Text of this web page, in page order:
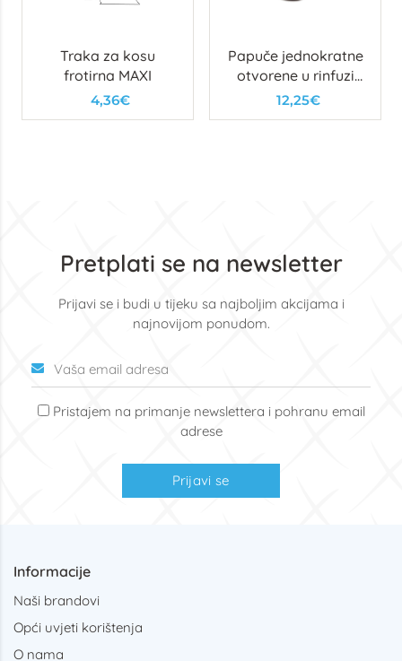
Traka za kosu
frotirna MAXI
4,36€
Papuče jednokratne
otvorene u rinfuzi
100 kom
12,25€
Pretplati se na newsletter
Prijavi se i budi u tijeku sa najboljim akcijama i
najnovijom ponudom.
Pristajem na primanje newslettera i pohranu email
adrese
Prijavi se
Informacije
Naši brandovi
Opći uvjeti korištenja
O nama